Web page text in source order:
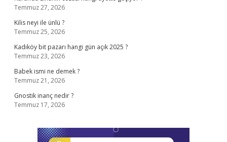
Temmuz 27, 2026
Kilis neyi ile ünlü ?
Temmuz 25, 2026
Kadıköy bit pazarı hangi gün açık 2025 ?
Temmuz 23, 2026
Babek ismi ne demek ?
Temmuz 21, 2026
Gnostik inanç nedir ?
Temmuz 17, 2026